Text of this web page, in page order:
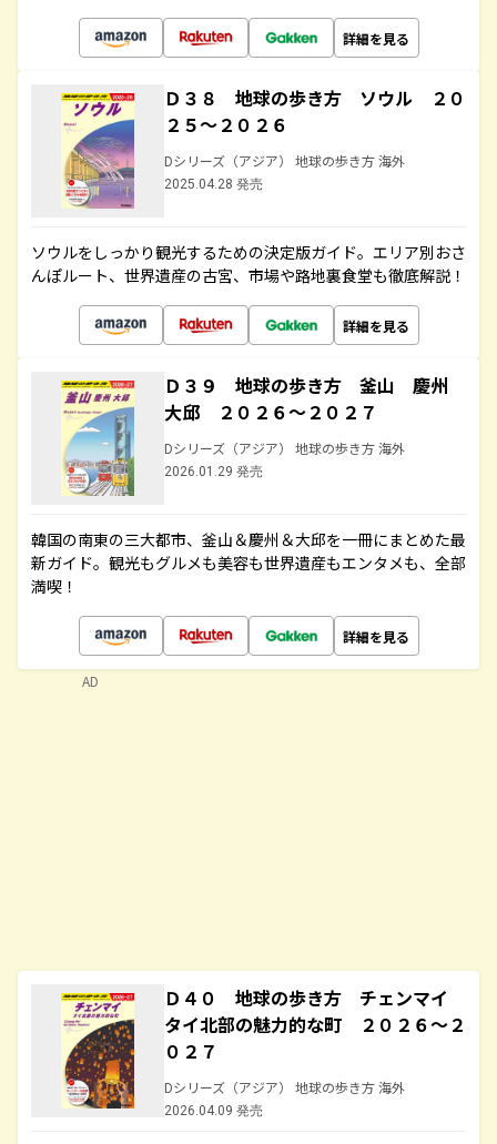
詳細を見る
Ｄ３８ 地球の歩き方 ソウル ２０
２５～２０２６
Dシリーズ（アジア） 地球の歩き方 海外
2025.04.28 発売
ソウルをしっかり観光するための決定版ガイド。エリア別おさ
んぽルート、世界遺産の古宮、市場や路地裏食堂も徹底解説！
詳細を見る
Ｄ３９ 地球の歩き方 釜山 慶州
大邱 ２０２６～２０２７
Dシリーズ（アジア） 地球の歩き方 海外
2026.01.29 発売
韓国の南東の三大都市、釜山＆慶州＆大邱を一冊にまとめた最
新ガイド。観光もグルメも美容も世界遺産もエンタメも、全部
満喫！
詳細を見る
Ｄ４０ 地球の歩き方 チェンマイ
タイ北部の魅力的な町 ２０２６～２
０２７
Dシリーズ（アジア） 地球の歩き方 海外
2026.04.09 発売
AD